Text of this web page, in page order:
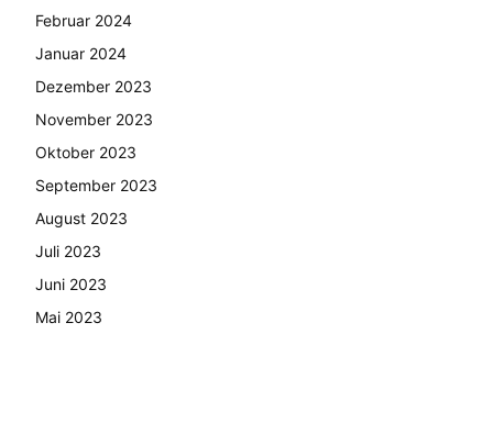
Februar 2024
Januar 2024
Dezember 2023
November 2023
Oktober 2023
September 2023
August 2023
Juli 2023
Juni 2023
Mai 2023